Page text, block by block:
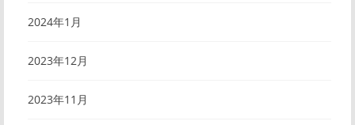
2024年1月
2023年12月
2023年11月